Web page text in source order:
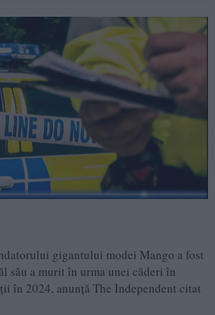
gigantului modei Mango a fost
său a murit în urma unei căderi în
în 2024, anunță The Independent citat